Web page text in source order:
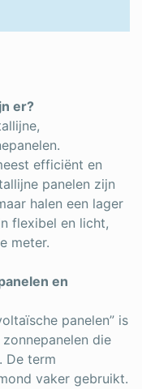
er?
efficiënt en
panelen zijn
halen een lager
flexibel en licht,
meter.
en
panelen” is
die
De term
vaker gebruikt.